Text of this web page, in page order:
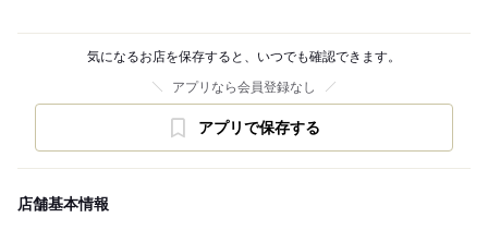
気になるお店を保存すると、いつでも確認できます。
アプリなら会員登録なし
アプリで保存する
店舗基本情報